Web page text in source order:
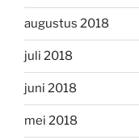
augustus 2018
juli 2018
juni 2018
mei 2018